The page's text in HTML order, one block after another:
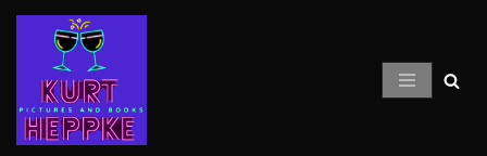
Inhalt
springen